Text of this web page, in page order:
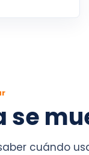
se
cuándo